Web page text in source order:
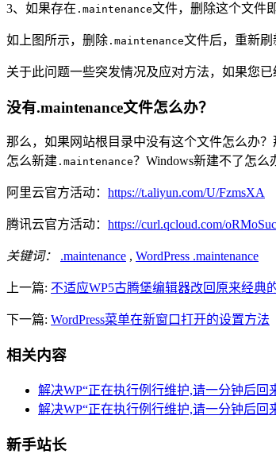
3、如果存在 .maintenance文件，删除这个文件
如上图所示，删除 .maintenance文件后，重新刷
关于此问题一些突发情况及应对方法，如果您已
没有.maintenance文件怎么办？
那么，如果网站根目录中没有这个文件怎么办
怎么新建 .maintenance？Windows新建不了怎么
阿里云官方活动： https://t.aliyun.com/U/FzmsXA
腾讯云官方活动： https://curl.qcloud.com/
关键词： .maintenance , WordPress .maintenance
上一篇: 不适应WP5古腾堡编辑器改回原来经典
下一篇: WordPress菜单在新窗口打开的设置方法
相关内容
解决WP“正在执行例行维护,请一分钟后回
解决WP“正在执行例行维护,请一分钟后回
新手站长